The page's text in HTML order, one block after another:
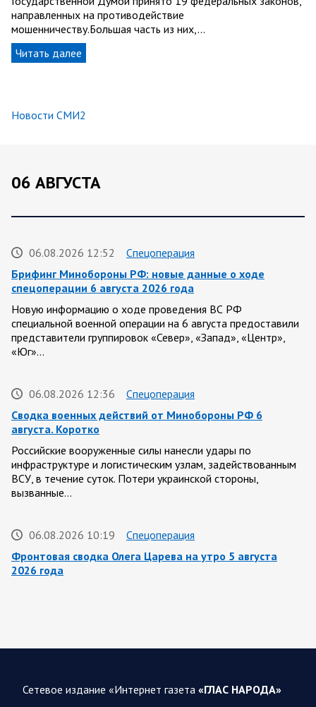
направленных на противодействие
мошенничеству.Большая часть из них,…
Читать далее
Новости СМИ2
06 АВГУСТА
06.08.2026 12:52
Спецоперация
Брифинг Минобороны РФ: новые данные о ходе
спецоперации 6 августа 2026 года
Новую информацию о ходе проведения ВС РФ
специальной военной операции на 6 августа предоставили
представители группировок «Север», «Запад», «Центр»,
«Юг»…
06.08.2026 12:36
Спецоперация
Сводка военных действий от Минобороны РФ 6
августа. Коротко
Российские вооруженные силы нанесли удары по
инфраструктуре и логистическим узлам, задействованным
ВСУ, в течение суток. Потери украинской стороны,
вызванные…
06.08.2026 10:19
Спецоперация
Фронтовая сводка Олега Царева на утро 5 августа
2026 года
Украинские террористы продолжают убивать мирное
Сетевое издание «Интернет газета «ГЛАС НАРОДА»